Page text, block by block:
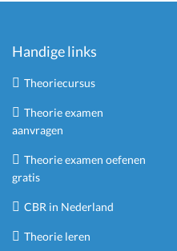
Handige links
Theoriecursus
Theorie examen
aanvragen
Theorie examen oefenen
gratis
CBR in Nederland
Theorie leren